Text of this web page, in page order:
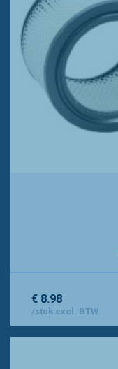
€ 8.98
/stuk excl. BTW